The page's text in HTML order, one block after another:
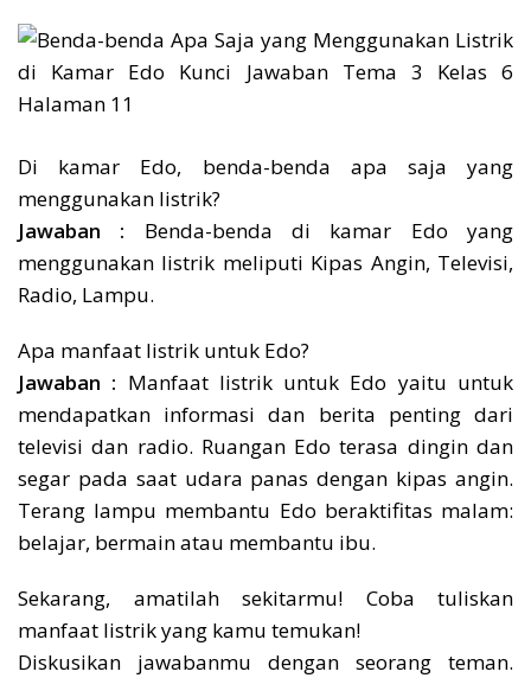
Di kamar Edo, benda-benda apa saja yang
menggunakan listrik?
Jawaban : Benda-benda di kamar Edo yang
menggunakan listrik meliputi Kipas Angin, Televisi,
Radio, Lampu.
Apa manfaat listrik untuk Edo?
Jawaban : Manfaat listrik untuk Edo yaitu untuk
mendapatkan informasi dan berita penting dari
televisi dan radio. Ruangan Edo terasa dingin dan
segar pada saat udara panas dengan kipas angin.
Terang lampu membantu Edo beraktifitas malam:
belajar, bermain atau membantu ibu.
Sekarang, amatilah sekitarmu! Coba tuliskan
manfaat listrik yang kamu temukan!
Diskusikan jawabanmu dengan seorang teman.